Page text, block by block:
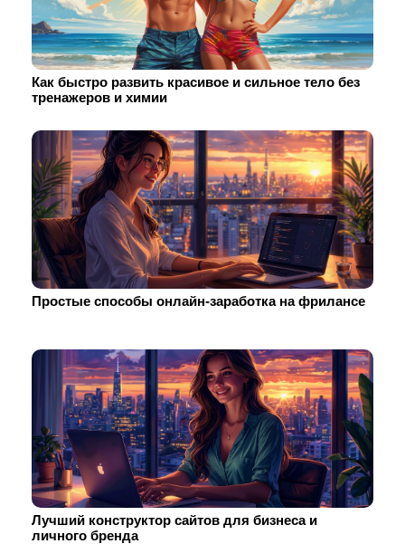
Как быстро развить красивое и сильное тело без
тренажеров и химии
Простые способы онлайн-заработка на фрилансе
Лучший конструктор сайтов для бизнеса и
личного бренда